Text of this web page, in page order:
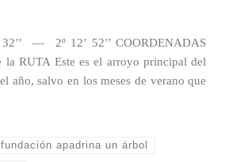
— 2º 12’ 52’’ COORDENADAS
RUTA Este es el arroyo principal del
año, salvo en los meses de verano que
fundación apadrina un árbol